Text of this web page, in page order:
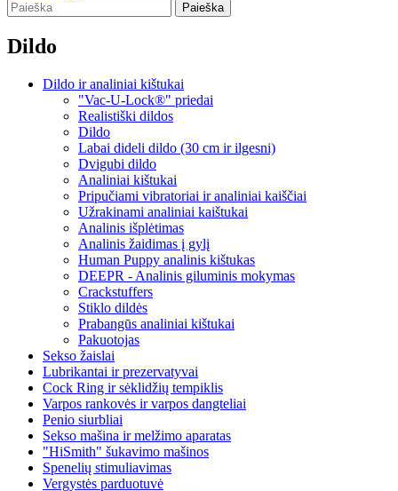
Paieška
Dildo
Dildo ir analiniai kištukai
"Vac-U-Lock®" priedai
Realistiški dildos
Dildo
Labai dideli dildo (30 cm ir ilgesni)
Dvigubi dildo
Analiniai kištukai
Pripučiami vibratoriai ir analiniai kaiščiai
Užrakinami analiniai kaištukai
Analinis išplėtimas
Analinis žaidimas į gylį
Human Puppy analinis kištukas
DEEPR - Analinis giluminis mokymas
Crackstuffers
Stiklo dildės
Prabangūs analiniai kištukai
Pakuotojas
Sekso žaislai
Lubrikantai ir prezervatyvai
Cock Ring ir sėklidžių tempiklis
Varpos rankovės ir varpos dangteliai
Penio siurbliai
Sekso mašina ir melžimo aparatas
"HiSmith" šukavimo mašinos
Spenelių stimuliavimas
Vergystės parduotuvė